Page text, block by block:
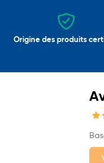
Origine des produits